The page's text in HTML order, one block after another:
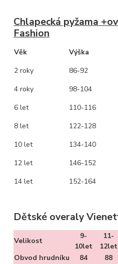
Chlapecká pyžama
Fashion
Věk Výška
2 roky
86-92
4 roky
98-104
6 let
110-116
8 let
122-128
10 let
134-140
12 let
146-152
14 let
152-164
Dětské overaly
Velikost
9-
10let
11-
12let
Obvod hrudníku
84 88